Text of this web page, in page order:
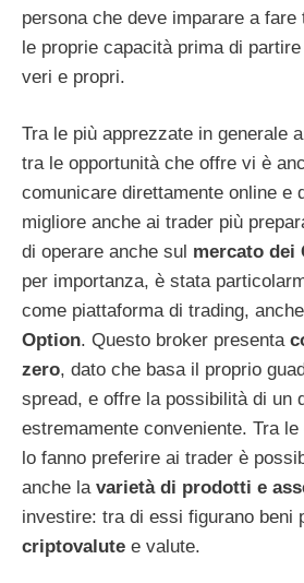
persona che deve imparare a
le proprie capacità prima di
veri e propri.
Tra le più apprezzate in generale
tra le opportunità che offre vi è
comunicare direttamente online e
migliore anche ai trader più
di operare anche sul mercato dei
per importanza, è stata
come piattaforma di trading,
Option. Questo broker presenta
zero, dato che basa il proprio
spread, e offre la possibilità di un
estremamente conveniente. Tra
lo fanno preferire ai trader è
anche la varietà di prodotti e
investire: tra di essi figurano beni
criptovalute e valute.